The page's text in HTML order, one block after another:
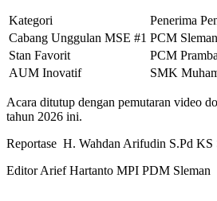
Kategori
Penerima
Cabang Unggulan MSE #1 PCM
Stan Favorit
PCM
AUM Inovatif
SMK
Acara ditutup dengan pemutaran video
tahun 2026 ini.
Reportase H. Wahdan Arifudin S.Pd
Editor Arief Hartanto MPI PDM Sleman